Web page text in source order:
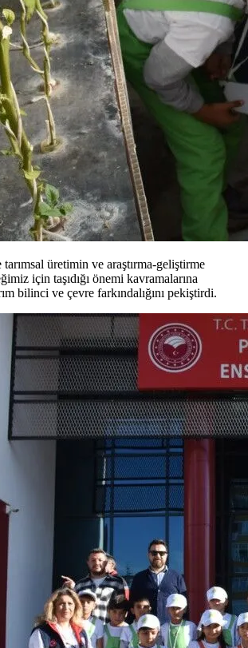
üretimin ve araştırma-geliştirme
için taşıdığı önemi kavramalarına
bilinci ve çevre farkındalığını pekiştirdi.